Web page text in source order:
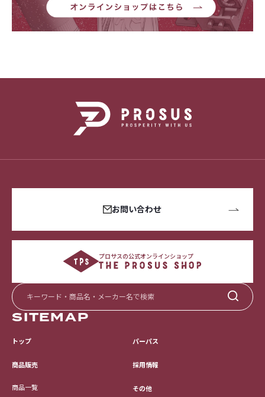
お問い合わせ
プロサスの公式オンラインショップ
SITEMAP
トップ
商品販売
商品一覧
パーパス
採用情報
その他